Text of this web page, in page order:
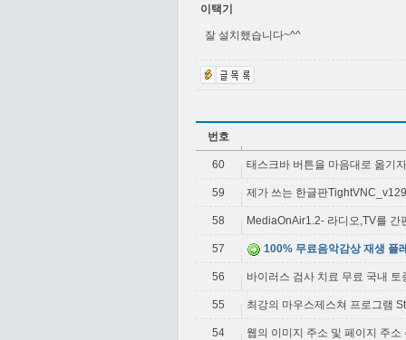
이택기
잘 설치했습니다~^^
번호
60 태스크바 버튼을 마음대로 옮기
59 제가 쓰는 한글판
58 MediaOnAir1.2- 라디오,TV를 간
57 100% 무료음악감상 재생 플
56 바이러스 검사 치료 무료 국내
55 최강의 마우스제스쳐 프로그램
54 웹의 이미지 주소 및 페이지 주소